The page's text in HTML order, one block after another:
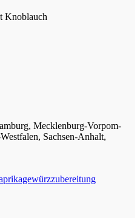
Knoblauch
Meck­len­burg-Vor­pom­
Sach­sen-Anhalt,